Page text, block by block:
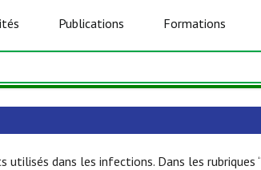
Publications Formations
utilisés dans les infections. Dans les